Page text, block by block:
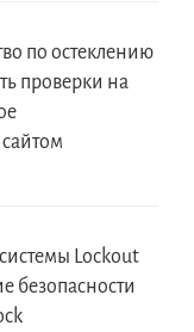
по остеклению
проверки на
Lockout
безопасности